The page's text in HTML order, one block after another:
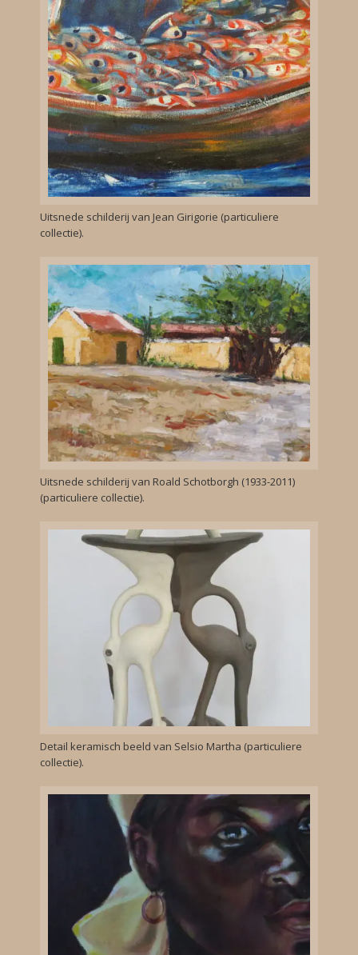
Uitsnede schilderij van Jean Girigorie (particuliere
collectie).
Uitsnede schilderij van Roald Schotborgh (1933-2011)
(particuliere collectie).
Detail keramisch beeld van Selsio Martha (particuliere
collectie).